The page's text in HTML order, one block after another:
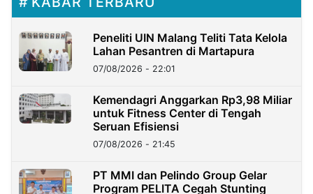
Peneliti UIN Malang Teliti Tata Kelola
Lahan Pesantren di Martapura
07/08/2026 - 22:01
Kemendagri Anggarkan Rp3,98 Miliar
untuk Fitness Center di Tengah
Seruan Efisiensi
07/08/2026 - 21:45
PT MMI dan Pelindo Group Gelar
Program PELITA Cegah Stunting